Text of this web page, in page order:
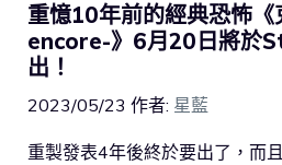
重憶10年前的經典恐怖
encore-》6月20日將於
出！
2023/05/23 作者: 星藍
重製發表4年後終於要出了，而